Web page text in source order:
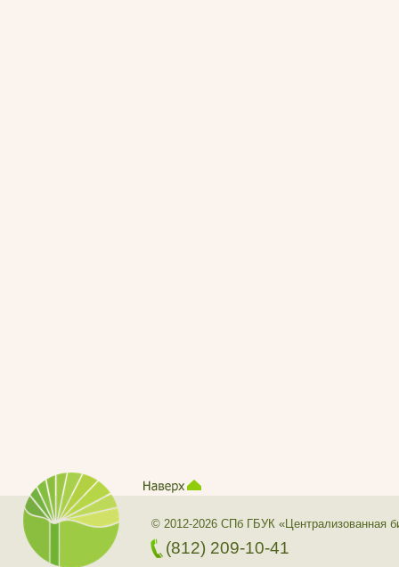
© 2012-2026 СПб ГБУК «Централизованная
(812) 209-10-41